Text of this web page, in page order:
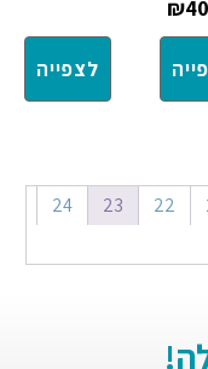
₪
לצפייה
22
23
24